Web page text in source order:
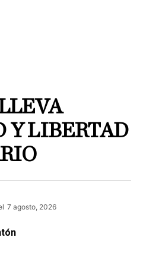
Y LIBERTAD
7 agosto, 2026